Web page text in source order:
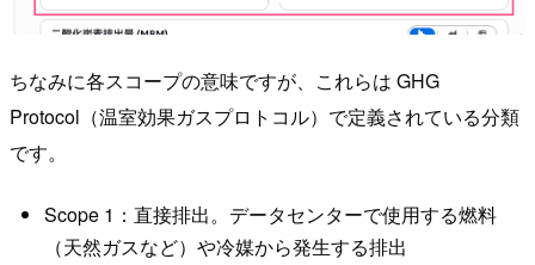
ちなみに各スコープの意味ですが、これらは GHG
Protocol（温室効果ガスプロトコル）で定義されている分類
です。
Scope 1：直接排出。データセンターで使用する燃料
（天然ガスなど）や冷媒から発生する排出